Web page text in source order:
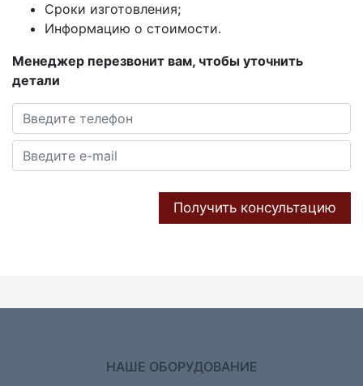
Сроки изготовления;
Информацию о стоимости.
Менеджер перезвонит вам, чтобы уточнить
детали
Получить консультацию
НАШЕ ОБОРУДОВАНИЕ